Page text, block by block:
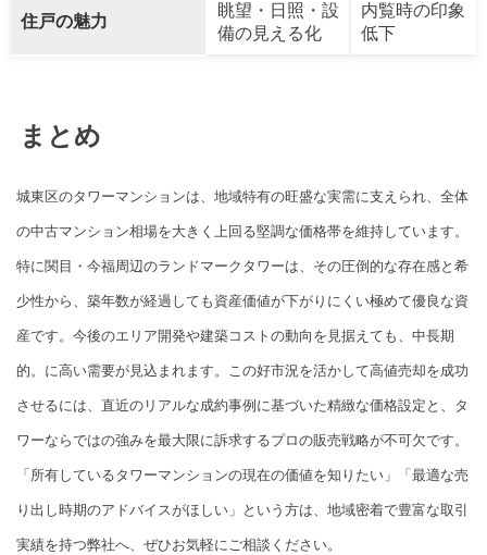
住戸の魅力
眺望・日照・設
備の見える化
内覧時の印象
低下
まとめ
城東区のタワーマンションは、地域特有の旺盛な実需に支えられ、全体
の中古マンション相場を大きく上回る堅調な価格帯を維持しています。
特に関目・今福周辺のランドマークタワーは、その圧倒的な存在感と希
少性から、築年数が経過しても資産価値が下がりにくい極めて優良な資
産です。今後のエリア開発や建築コストの動向を見据えても、中長期
的。に高い需要が見込まれます。この好市況を活かして高値売却を成功
させるには、直近のリアルな成約事例に基づいた精緻な価格設定と、タ
ワーならではの強みを最大限に訴求するプロの販売戦略が不可欠です。
「所有しているタワーマンションの現在の価値を知りたい」「最適な売
り出し時期のアドバイスがほしい」という方は、地域密着で豊富な取引
実績を持つ弊社へ、ぜひお気軽にご相談ください。